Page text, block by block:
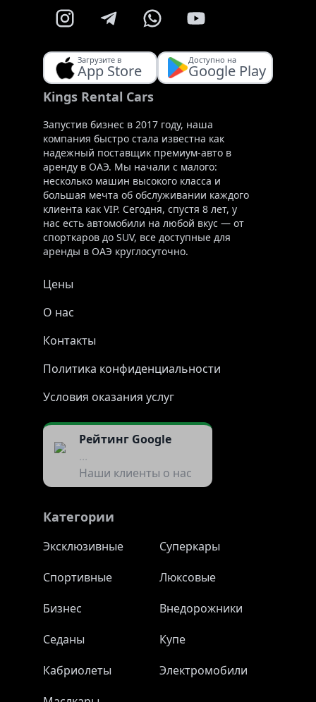
Загрузите в
App Store
Доступно на
Google Play
Kings Rental Cars
Запустив бизнес в 2017 году, наша
компания быстро стала известна как
надежный поставщик премиум-авто в
аренду в ОАЭ. Мы начали с малого:
несколько машин высокого класса и
большая мечта об обслуживании каждого
клиента как VIP. Сегодня, спустя 8 лет, у
нас есть автомобили на любой вкус — от
спорткаров до SUV, все доступные для
аренды в ОАЭ круглосуточно.
Цены
О нас
Контакты
Политика конфиденциальности
Условия оказания услуг
Рейтинг Google
...
Наши клиенты о нас
Категории
Эксклюзивные
Суперкары
Спортивные
Люксовые
Бизнес
Внедорожники
Седаны
Купе
Кабриолеты
Электромобили